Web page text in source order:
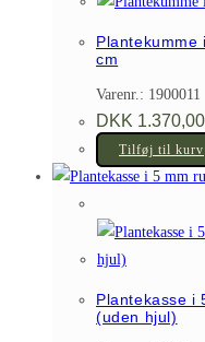
cm
Varenr.: 1900011
DKK 1.370,00
Tilføj til kurv
Plantekasse i
(uden hjul)